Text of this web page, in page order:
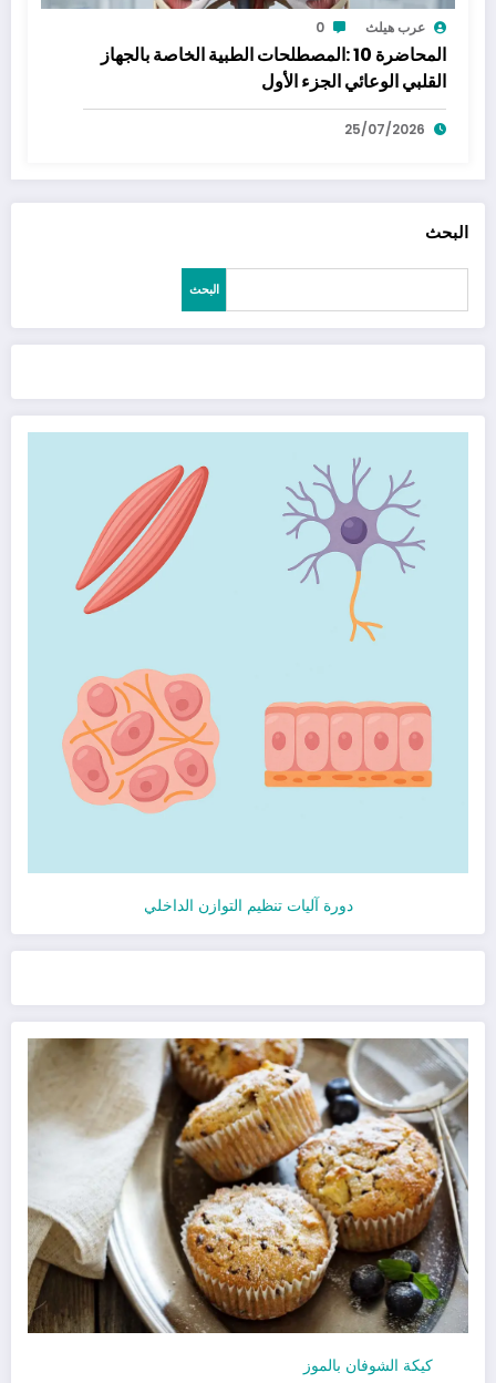
عرب هيلث 0
المحاضرة 10 :المصطلحات الطبية الخاصة بالجهاز
القلبي الوعائي الجزء الأول
25/07/2026
البحث
البحث
دورة آليات تنظيم التوازن الداخلي
كيكة الشوفان بالموز